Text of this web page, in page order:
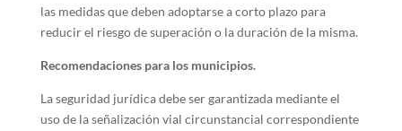
las medidas que deben adoptarse a corto plazo para
reducir el riesgo de superación o la duración de la misma.
Recomendaciones para los municipios.
La seguridad jurídica debe ser garantizada mediante el
uso de la señalización vial circunstancial correspondiente